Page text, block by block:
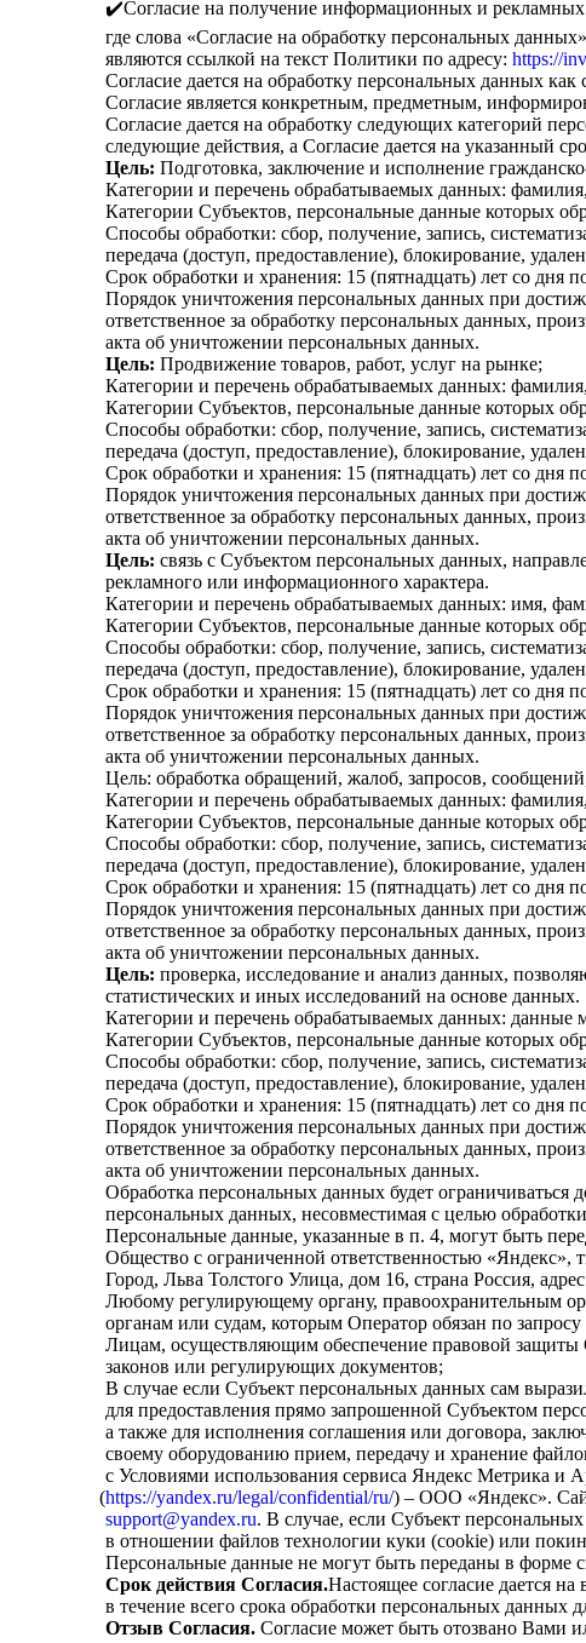
✔️Согласие на получение информационных и рекламных
где слова «Согласие на обработку персональных
являются ссылкой на текст Политики по адресу: https://
Согласие дается на обработку персональных данных как
Согласие является конкретным, предметным,
Согласие дается на обработку следующих категорий
следующие действия, а Согласие дается на указанный
Цель: Подготовка, заключение и исполнение
Категории и перечень обрабатываемых данных:
Категории Субъектов, персональные данные которых
Способы обработки: сбор, получение, запись,
передача (доступ, предоставление), блокирование,
Срок обработки и хранения: 15 (пятнадцать) лет со дня
Порядок уничтожения персональных данных при
ответственное за обработку персональных данных,
акта об уничтожении персональных данных.
Цель: Продвижение товаров, работ, услуг на рынке;
Категории и перечень обрабатываемых данных:
Категории Субъектов, персональные данные которых
Способы обработки: сбор, получение, запись,
передача (доступ, предоставление), блокирование,
Срок обработки и хранения: 15 (пятнадцать) лет со дня
Порядок уничтожения персональных данных при
ответственное за обработку персональных данных,
акта об уничтожении персональных данных.
Цель: связь с Субъектом персональных данных,
рекламного или информационного характера.
Категории и перечень обрабатываемых данных: имя,
Категории Субъектов, персональные данные которых
Способы обработки: сбор, получение, запись,
передача (доступ, предоставление), блокирование,
Срок обработки и хранения: 15 (пятнадцать) лет со дня
Порядок уничтожения персональных данных при
ответственное за обработку персональных данных,
акта об уничтожении персональных данных.
Цель: обработка обращений, жалоб, запросов,
Категории и перечень обрабатываемых данных:
Категории Субъектов, персональные данные которых
Способы обработки: сбор, получение, запись,
передача (доступ, предоставление), блокирование,
Срок обработки и хранения: 15 (пятнадцать) лет со дня
Порядок уничтожения персональных данных при
ответственное за обработку персональных данных,
акта об уничтожении персональных данных.
Цель: проверка, исследование и анализ данных,
статистических и иных исследований на основе данных.
Категории и перечень обрабатываемых данных: данные
Категории Субъектов, персональные данные которых
Способы обработки: сбор, получение, запись,
передача (доступ, предоставление), блокирование,
Срок обработки и хранения: 15 (пятнадцать) лет со дня
Порядок уничтожения персональных данных при
ответственное за обработку персональных данных,
акта об уничтожении персональных данных.
Обработка персональных данных будет ограничиваться
персональных данных, несовместимая с целью
Персональные данные, указанные в п. 4, могут быть
Общество с ограниченной ответственностью «Яндекс»,
Город, Льва Толстого Улица, дом 16, страна Россия,
Любому регулирующему органу, правоохранительным
органам или судам, которым Оператор обязан по
Лицам, осуществляющим обеспечение правовой защиты
законов или регулирующих документов;
В случае если Субъект персональных данных сам
для предоставления прямо запрошенной Субъектом
а также для исполнения соглашения или договора,
своему оборудованию прием, передачу и хранение
с Условиями использования сервиса Яндекс Метрика и
(https://yandex.ru/legal/confidential/ru/) – ООО «Яндекс».
support@yandex.ru. В случае, если Субъект
в отношении файлов технологии куки (cookie) или
Персональные данные не могут быть переданы в форме
Срок действия Согласия.Настоящее согласие дается
в течение всего срока обработки персональных данных
Отзыв Согласия. Согласие может быть отозвано Вами